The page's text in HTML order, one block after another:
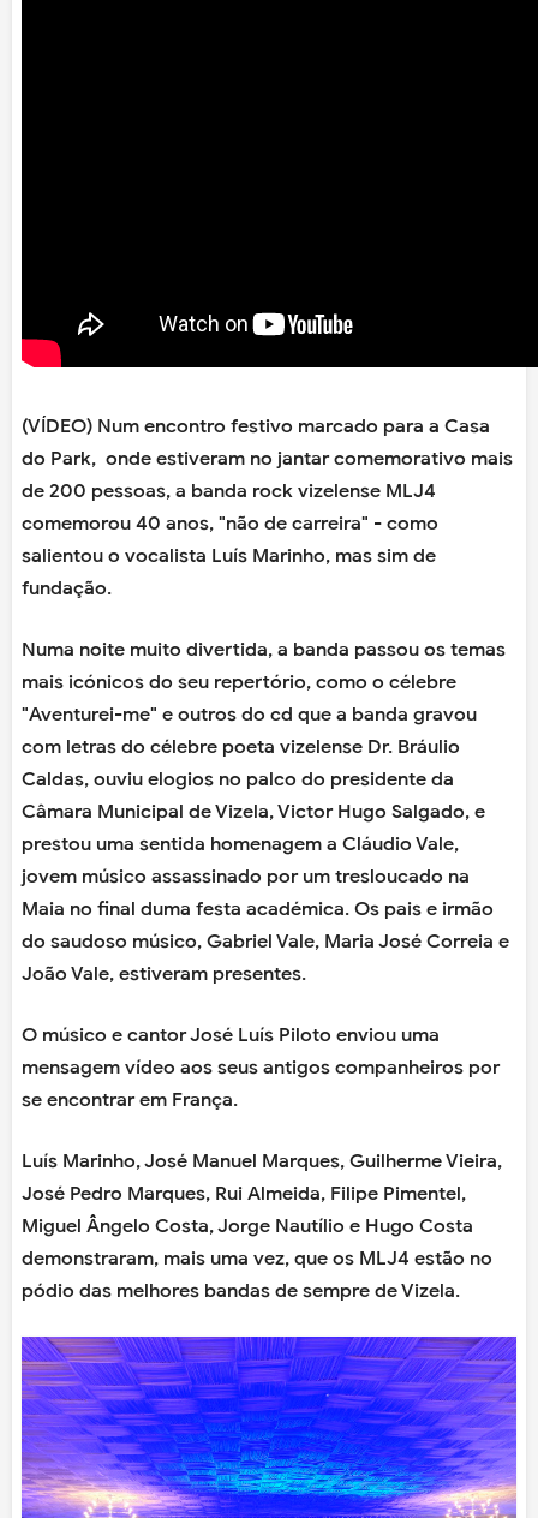
(VÍDEO) Num encontro festivo marcado para a Casa
do Park, onde estiveram no jantar comemorativo mais
de 200 pessoas, a banda rock vizelense MLJ4
comemorou 40 anos, "não de carreira" - como
salientou o vocalista Luís Marinho, mas sim de
fundação.
Numa noite muito divertida, a banda passou os temas
mais icónicos do seu repertório, como o célebre
"Aventurei-me" e outros do cd que a banda gravou
com letras do célebre poeta vizelense Dr. Bráulio
Caldas, ouviu elogios no palco do presidente da
Câmara Municipal de Vizela, Victor Hugo Salgado, e
prestou uma sentida homenagem a Cláudio Vale,
jovem músico assassinado por um tresloucado na
Maia no final duma festa académica. Os pais e irmão
do saudoso músico, Gabriel Vale, Maria José Correia e
João Vale, estiveram presentes.
O músico e cantor José Luís Piloto enviou uma
mensagem vídeo aos seus antigos companheiros por
se encontrar em França.
Luís Marinho, José Manuel Marques, Guilherme Vieira,
José Pedro Marques, Rui Almeida, Filipe Pimentel,
Miguel Ângelo Costa, Jorge Nautílio e Hugo Costa
demonstraram, mais uma vez, que os MLJ4 estão no
pódio das melhores bandas de sempre de Vizela.